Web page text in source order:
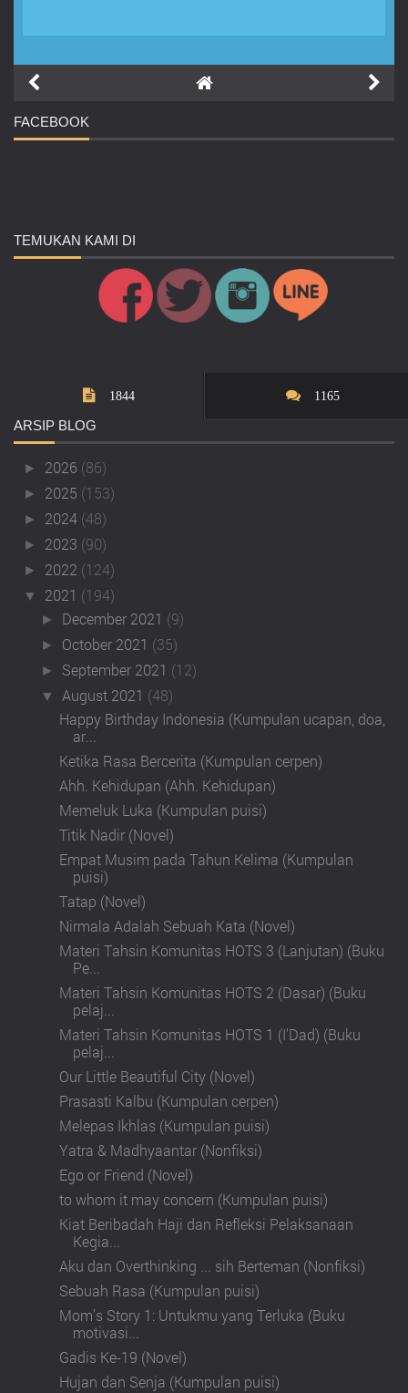
FACEBOOK
TEMUKAN KAMI DI
1844 1165
ARSIP BLOG
► 2026 (86)
► 2025 (153)
► 2024 (48)
► 2023 (90)
► 2022 (124)
▼ 2021 (194)
► December 2021 (9)
► October 2021 (35)
► September 2021 (12)
▼ August 2021 (48)
Happy Birthday Indonesia (Kumpulan ucapan, doa,
ar...
Ketika Rasa Bercerita (Kumpulan cerpen)
Ahh. Kehidupan (Ahh. Kehidupan)
Memeluk Luka (Kumpulan puisi)
Titik Nadir (Novel)
Empat Musim pada Tahun Kelima (Kumpulan
puisi)
Tatap (Novel)
Nirmala Adalah Sebuah Kata (Novel)
Materi Tahsin Komunitas HOTS 3 (Lanjutan) (Buku
Pe...
Materi Tahsin Komunitas HOTS 2 (Dasar) (Buku
pelaj...
Materi Tahsin Komunitas HOTS 1 (I’Dad) (Buku
pelaj...
Our Little Beautiful City (Novel)
Prasasti Kalbu (Kumpulan cerpen)
Melepas Ikhlas (Kumpulan puisi)
Yatra & Madhyaantar (Nonfiksi)
Ego or Friend (Novel)
to whom it may concern (Kumpulan puisi)
Kiat Beribadah Haji dan Refleksi Pelaksanaan
Kegia...
Aku dan Overthinking ... sih Berteman (Nonfiksi)
Sebuah Rasa (Kumpulan puisi)
Mom’s Story 1: Untukmu yang Terluka (Buku
motivasi...
Gadis Ke-19 (Novel)
Hujan dan Senja (Kumpulan puisi)